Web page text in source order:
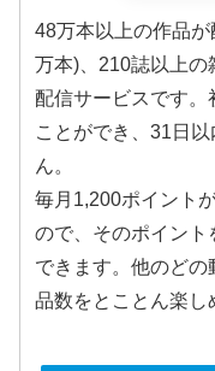
48万本以上の作品
万本)、210誌以上
配信サービスです。
ことができ、31日
ん。
毎月1,200ポイント
ので、そのポイン
できます。他のど
品数をとことん楽し